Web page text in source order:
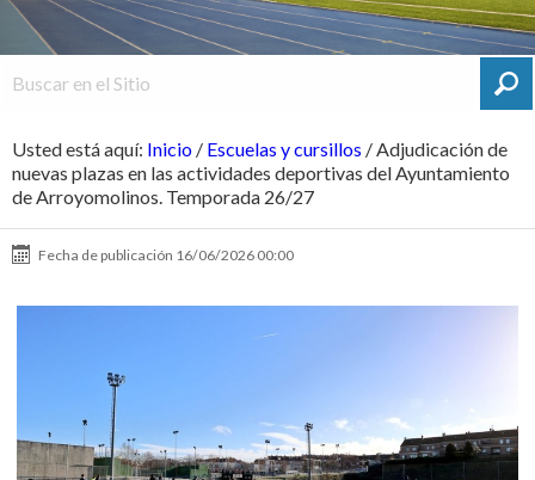
Usted está aquí: Inicio / Escuelas y cursillos /Adjudicación de
nuevas plazas en las actividades deportivas del Ayuntamiento
de Arroyomolinos. Temporada 26/27
Fecha de publicación 16/06/2026 00:00